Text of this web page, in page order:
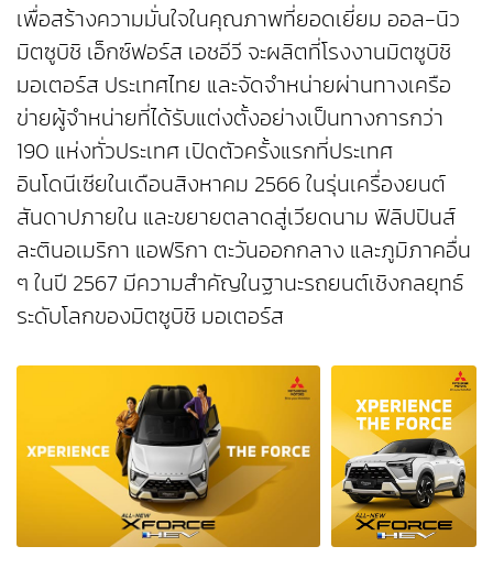
เพื่อสร้างความมั่นใจในคุณภาพที่ยอดเยี่ยม ออล-นิว
มิตซูบิชิ เอ็กซ์ฟอร์ส เอชอีวี จะผลิตที่โรงงานมิตซูบิชิ
มอเตอร์ส ประเทศไทย และจัดจำหน่ายผ่านทางเครือ
ข่ายผู้จำหน่ายที่ได้รับแต่งตั้งอย่างเป็นทางการกว่า
190 แห่งทั่วประเทศ เปิดตัวครั้งแรกที่ประเทศ
อินโดนีเซียในเดือนสิงหาคม 2566 ในรุ่นเครื่องยนต์
สันดาปภายใน และขยายตลาดสู่เวียดนาม ฟิลิปปินส์
ละตินอเมริกา แอฟริกา ตะวันออกกลาง และภูมิภาคอื่น
ๆ ในปี 2567 มีความสำคัญในฐานะรถยนต์เชิงกลยุทธ์
ระดับโลกของมิตซูบิชิ มอเตอร์ส